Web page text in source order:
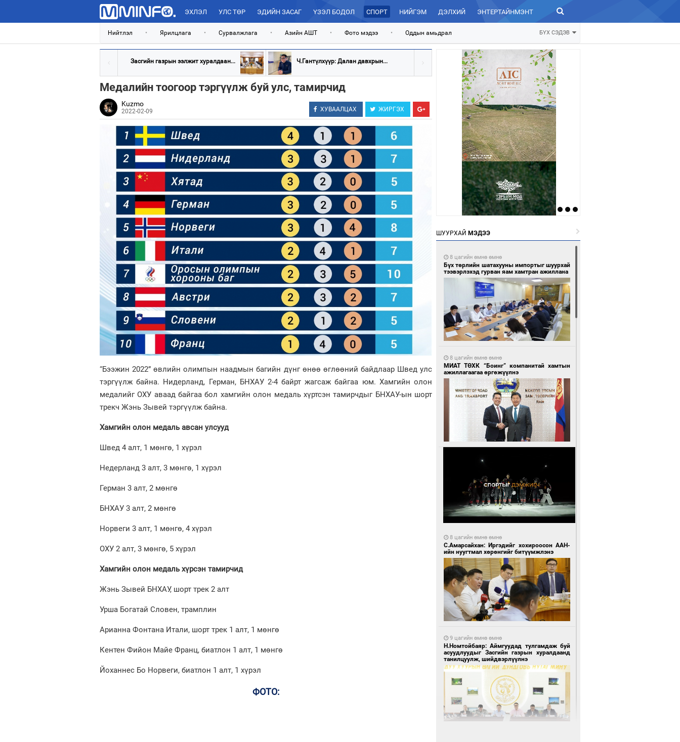
ЭХЛЭЛ УЛС ТӨР ЭДИЙН ЗАСАГ ҮЗЭЛ БОДОЛ СПОРТ НИЙГЭМ ДЭЛХИЙ ЭНТЕРТАЙНМЭНТ ЗУРХАЙ
Нийтлэл • Ярилцлага • Сурвалжлага • Азийн АШТ • Фото мэдээ • Оддын амьдрал БҮХ СЭДЭВ
Засгийн газрын ээлжит хуралдаан... Ч.Гантүлхүүр: Далан давхрын...
Медалийн тоогоор тэргүүлж буй улс, тамирчид
Kuzmo
2022-02-09 ХУВААЛЦАХ ЖИРГЭХ
“Бээжин 2022” өвлийн олимпын наадмын багийн дүнг өнөө өглөөний байдлаар Швед улс
тэргүүлж байна. Нидерланд, Герман, БНХАУ 2-4 байрт жагсаж байгаа юм. Хамгийн олон
медалийг ОХУ аваад байгаа бол хамгийн олон медаль хүртсэн тамирчдыг БНХАУ-ын шорт
трекч Жэнь Зывей тэргүүлж байна.
Хамгийн олон медаль авсан улсууд
Швед 4 алт, 1 мөнгө, 1 хүрэл
Недерланд 3 алт, 3 мөнгө, 1 хүрэл
Герман 3 алт, 2 мөнгө
БНХАУ 3 алт, 2 мөнгө
Норвеги 3 алт, 1 мөнгө, 4 хүрэл
ОХУ 2 алт, 3 мөнгө, 5 хүрэл
Хамгийн олон медаль хүрсэн тамирчид
Жэнь Зывей БНХАУ, шорт трек 2 алт
Урша Богатай Словен, трамплин
Арианна Фонтана Итали, шорт трек 1 алт, 1 мөнгө
Кентен Фийон Майе Франц, биатлон 1 алт, 1 мөнгө
Йоханнес Бо Норвеги, биатлон 1 алт, 1 хүрэл
ФОТО:
ШУУРХАЙ МЭДЭЭ
8 цагийн өмнө өмнө
Бүх төрлийн шатахууны импортыг шуурхай
тээвэрлэхэд гурван яам хамтран ажиллана
8 цагийн өмнө өмнө
МИАТ ТӨХК “Боинг” компанитай хамтын
ажиллагаагаа өргөжүүлнэ
8 цагийн өмнө өмнө
С.Амарсайхан: Иргэдийг хохироосон ААН-
ийн нуугтмал хөрөнгийг битүүмжлэнэ
9 цагийн өмнө өмнө
Н.Номтойбаяр: Аймгуудад тулгамдаж буй
асуудлуудыг Засгийн газрын хуралдаанд
танилцуулж, шийдвэрлүүлнэ